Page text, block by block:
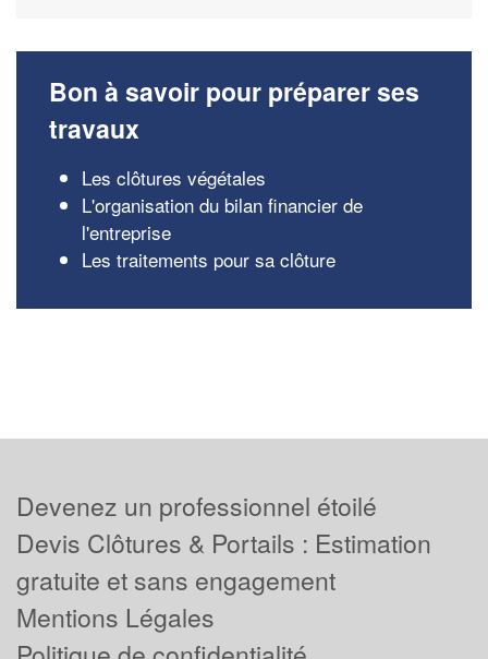
Bon à savoir pour préparer ses
travaux
Les clôtures végétales
L'organisation du bilan financier de
l'entreprise
Les traitements pour sa clôture
Devenez un professionnel étoilé
Devis Clôtures & Portails : Estimation
gratuite et sans engagement
Mentions Légales